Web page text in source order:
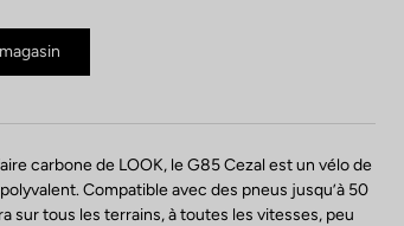
carbone de LOOK, le G85 Cezal est un vélo de
Compatible avec des pneus jusqu’à 50
sur tous les terrains, à toutes les vitesses, peu